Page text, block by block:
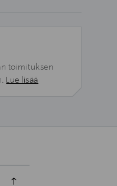
toimituksen
Lue lisää